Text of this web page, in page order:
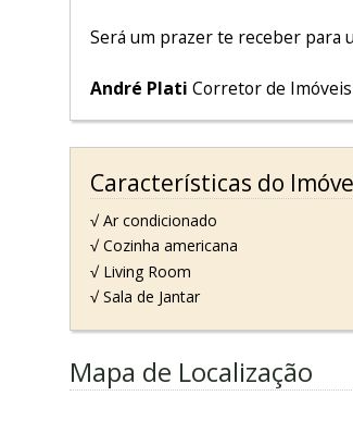
Será um prazer te receber para
André Plati Corretor de
Características do
√ Ar condicionado
√ Cozinha americana
√ Living Room
√ Sala de Jantar
Mapa de Localização